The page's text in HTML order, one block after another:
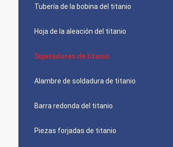
Tubería de la bobina del titanio
Hoja de la aleación del titanio
Sujetadores de titanio
Alambre de soldadura de titanio
Barra redonda del titanio
Piezas forjadas de titanio